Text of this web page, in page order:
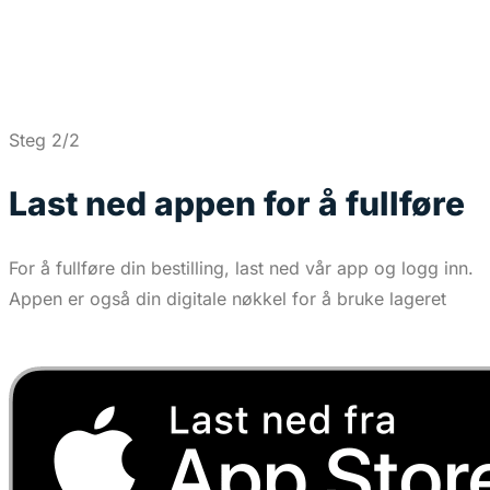
Steg 2/2
Last ned appen for å fullføre
For å fullføre din bestilling, last ned vår app og logg inn.
Appen er også din digitale nøkkel for å bruke lageret